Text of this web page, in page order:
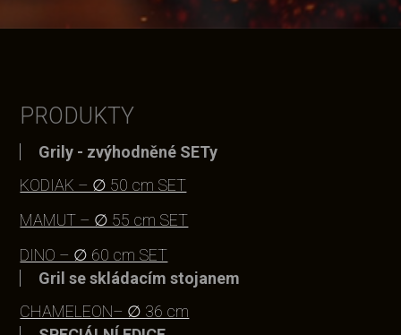
PRODUKTY
Grily - zvýhodněné SETy
KODIAK – ∅ 50 cm SET
MAMUT – ∅ 55 cm SET
DINO – ∅ 60 cm SET
Gril se skládacím stojanem
CHAMELEON– ∅ 36 cm